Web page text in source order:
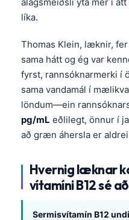
líka.
Thomas Klein, læknir,
sama hátt og ég var
fyrst, rannsóknarmerki í
sama vandamál í
löndum—ein
pg/mL eðlilegt, önnur í
að græn áhersla er
Hvernig læknar
vítamíni B12 sé
Sermisvítamín B12